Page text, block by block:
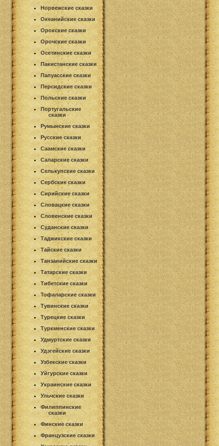
Норвежские сказки
Океанийские сказки
Орокские сказки
Орочские сказки
Осетинские сказки
Пакистанские сказки
Папуасские сказки
Персидские сказки
Польские сказки
Португальские
сказки
Румынские сказки
Русские сказки
Саамские сказки
Саларские сказки
Селькупские сказки
Сербские сказки
Сирийские сказки
Словацкие сказки
Словенские сказки
Суданские сказки
Таджикские сказки
Тайские сказки
Танзанийские сказки
Татарские сказки
Тибетские сказки
Тофаларские сказки
Тувинские сказки
Турецкие сказки
Туркменские сказки
Удмуртские сказки
Удэгейские сказки
Узбекские сказки
Уйгурские сказки
Украинские сказки
Ульчские сказки
Филиппинские
сказки
Финские сказки
Французские сказки